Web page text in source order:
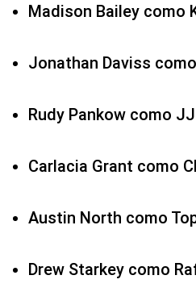
Madison Bailey como
Jonathan Daviss
Rudy Pankow como
Carlacia Grant como
Austin North como
Drew Starkey como